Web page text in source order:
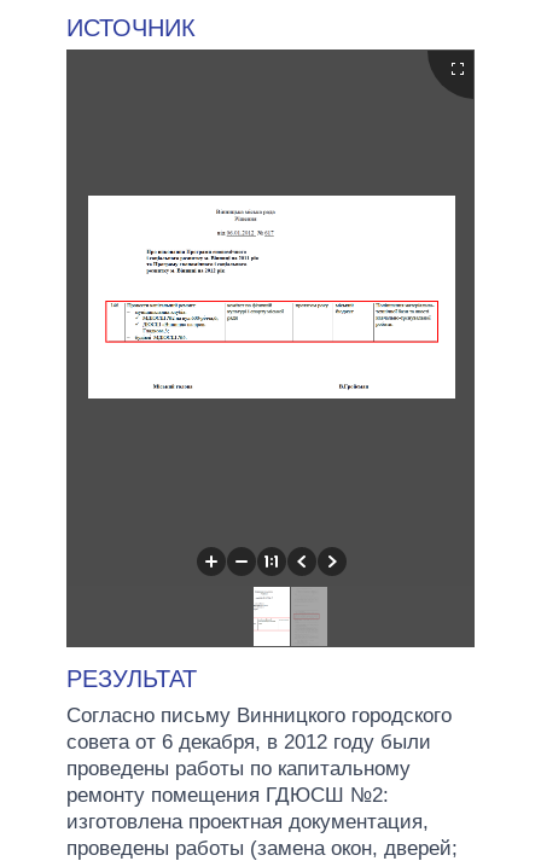
ИСТОЧНИК
РЕЗУЛЬТАТ
Согласно письму Винницкого городского
совета от 6 декабря, в 2012 году были
проведены работы по капитальному
ремонту помещения ГДЮСШ №2:
изготовлена проектная документация,
проведены работы (замена окон, дверей;